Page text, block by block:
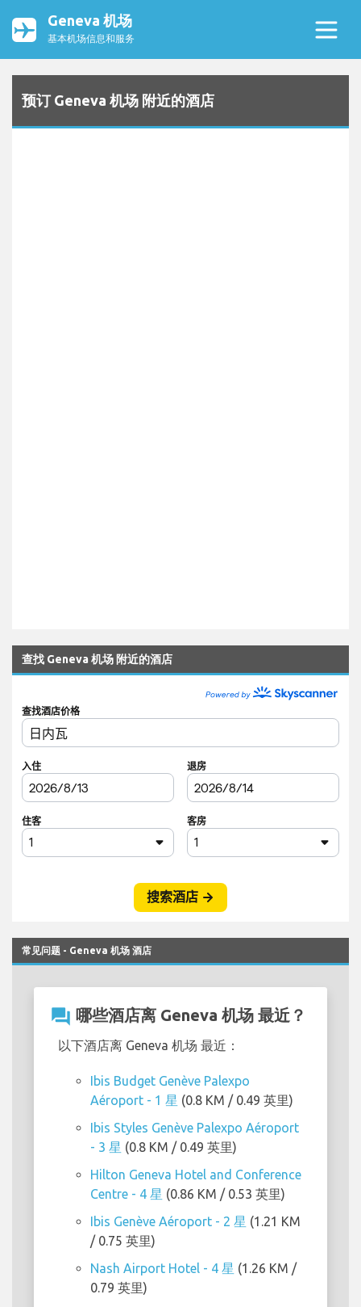
Geneva 机场
基本机场信息和服务
预订 Geneva 机场 附近的酒店
查找 Geneva 机场 附近的酒店
常见问题 - Geneva 机场 酒店
question_answer 哪些酒店离 Geneva 机场 最近？
以下酒店离 Geneva 机场 最近：
Ibis Budget Genève Palexpo
Aéroport - 1 星 (0.8 KM / 0.49 英里)
Ibis Styles Genève Palexpo Aéroport
- 3 星 (0.8 KM / 0.49 英里)
Hilton Geneva Hotel and Conference
Centre - 4 星 (0.86 KM / 0.53 英里)
Ibis Genève Aéroport - 2 星 (1.21 KM
/ 0.75 英里)
Nash Airport Hotel - 4 星 (1.26 KM /
0.79 英里)